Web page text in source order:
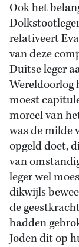
Ook het
relativeert
van deze
Duitse leger
Wereldoorlog
moest
moreel van
was de milde
opgeld doet,
van
leger wel
dikwijls
de
hadden
Joden dit op